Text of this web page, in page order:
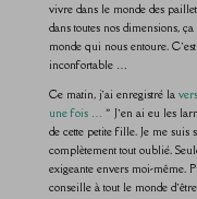
vivre dans le monde des
dans toutes nos dimensions,
monde qui nous entoure.
inconfortable …
Ce matin, j’ai enregistré la
une fois … » J’en ai eu les
de cette petite fille. Je me suis
complètement tout oublié.
exigeante envers moi-même.
conseille à tout le monde